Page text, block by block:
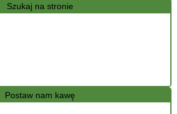
Szukaj na stronie
Postaw nam kawę